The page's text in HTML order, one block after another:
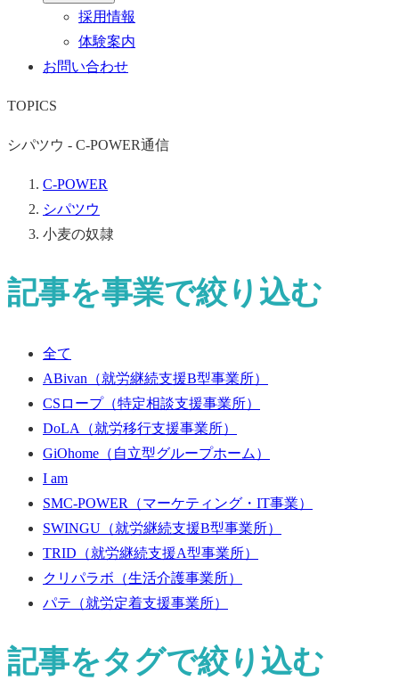
採用情報
体験案内
お問い合わせ
TOPICS
シパツウ - C-POWER通信
C-POWER
シパツウ
小麦の奴隷
記事を事業で絞り込む
全て
ABivan （就労継続支援B型事業所）
CSロープ（特定相談支援事業所）
DoLA
（就労移行支援事業所）
GiOhome （自立型グループホーム）
I am
SMC-POWER
（マーケティング・IT事業）
SWINGU （就労継続支援B型事業所）
TRID （就労継続支援A型事業所）
クリパラボ （生活介護事業所）
パテ （就労定着支援事業所）
記事をタグで絞り込む